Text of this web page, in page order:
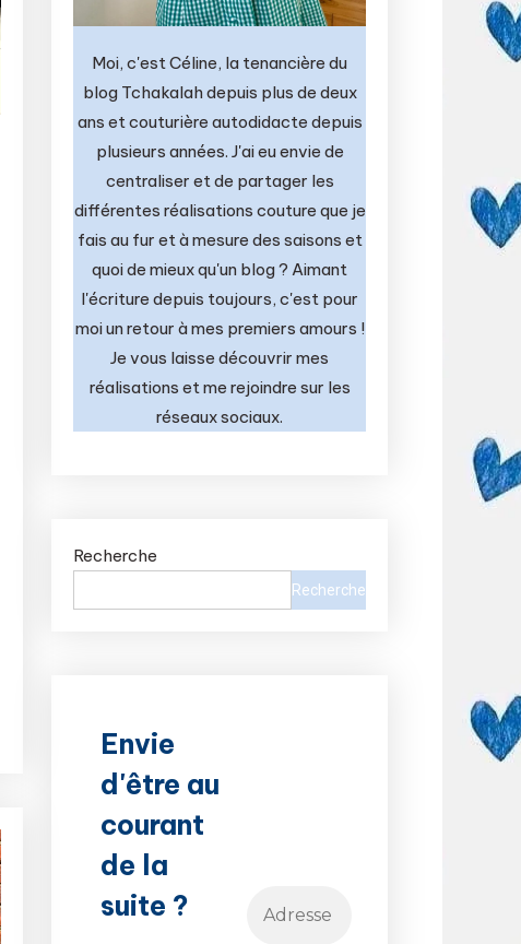
Moi, c'est Céline, la tenancière du
blog Tchakalah depuis plus de deux
ans et couturière autodidacte depuis
plusieurs années. J'ai eu envie de
centraliser et de partager les
différentes réalisations couture que je
fais au fur et à mesure des saisons et
quoi de mieux qu'un blog ? Aimant
l'écriture depuis toujours, c'est pour
moi un retour à mes premiers amours !
Je vous laisse découvrir mes
réalisations et me rejoindre sur les
réseaux sociaux.
Recherche
Recherche
Envie
d'être au
courant
de la
suite ?